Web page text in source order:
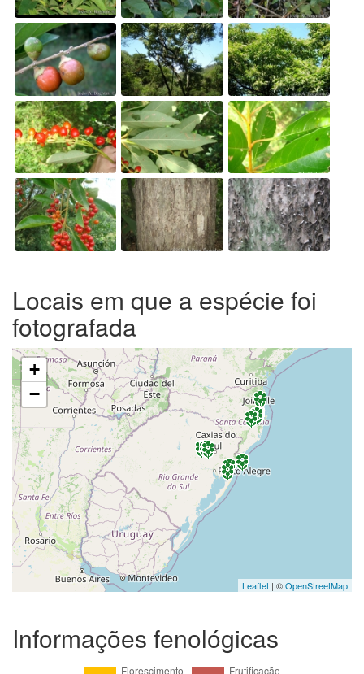
Locais em que a espécie foi
fotografada
+
−
Leaflet | ©OpenStreetMap
Informações fenológicas